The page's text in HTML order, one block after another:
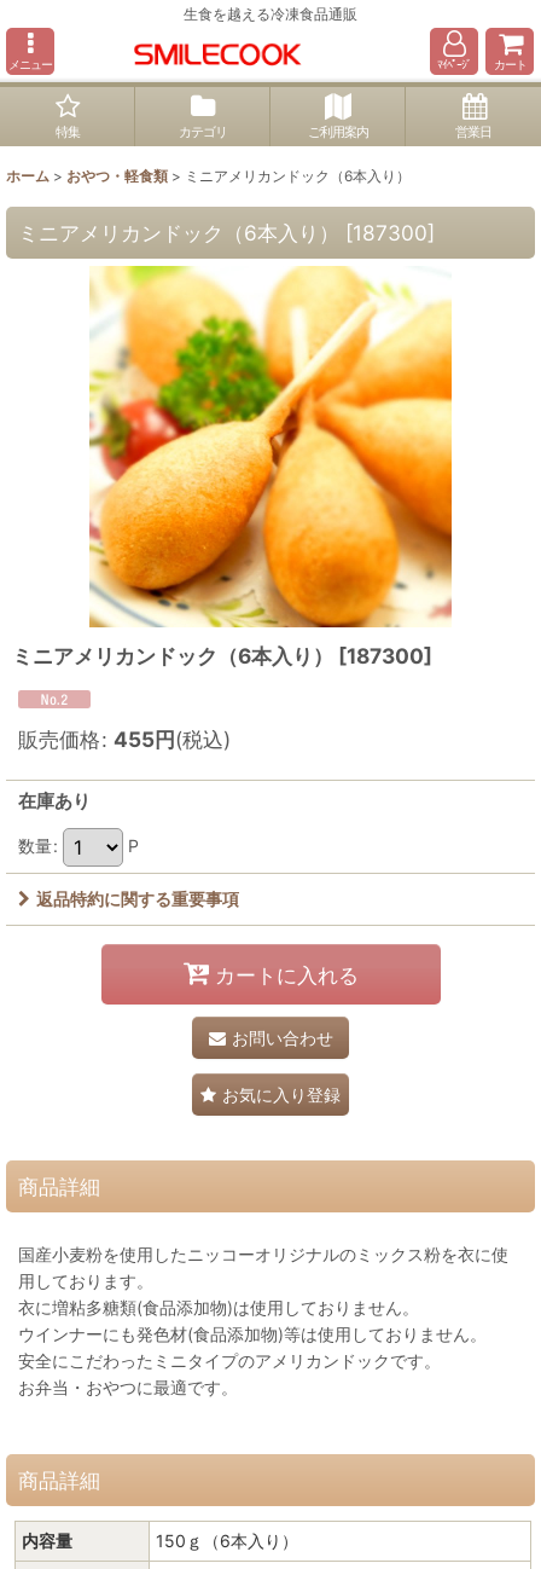
生食を越える冷凍食品通販
メニュー ﾏｲﾍﾟｰｼﾞ カート
特集 カテゴリ ご利用案内 営業日
ホーム > おやつ・軽食類 > ミニアメリカンドック（6本入り）
ミニアメリカンドック（6本入り） [187300]
ミニアメリカンドック（6本入り） [187300]
販売価格: 455円(税込)
在庫あり
数量: P
返品特約に関する重要事項
カートに入れる
お問い合わせ
お気に入り登録
商品詳細
国産小麦粉を使用したニッコーオリジナルのミックス粉を衣に使
用しております。
衣に増粘多糖類(食品添加物)は使用しておりません。
ウインナーにも発色材(食品添加物)等は使用しておりません。
安全にこだわったミニタイプのアメリカンドックです。
お弁当・おやつに最適です。
商品詳細
内容量 150ｇ（6本入り）